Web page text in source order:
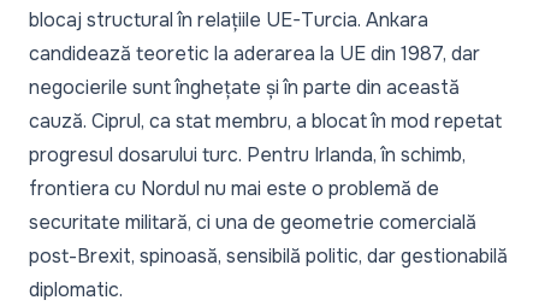
blocaj structural în relațiile UE-Turcia. Ankara
candidează teoretic la aderarea la UE din 1987, dar
negocierile sunt înghețate și în parte din această
cauză. Ciprul, ca stat membru, a blocat în mod repetat
progresul dosarului turc. Pentru Irlanda, în schimb,
frontiera cu Nordul nu mai este o problemă de
securitate militară, ci una de geometrie comercială
post-Brexit, spinoasă, sensibilă politic, dar gestionabilă
diplomatic.